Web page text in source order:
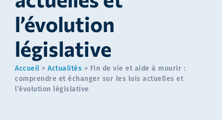
l’évolution
législative
Accueil > Actualités > Fin de vie et aide à mourir :
comprendre et échanger sur les lois actuelles et
l’évolution législative